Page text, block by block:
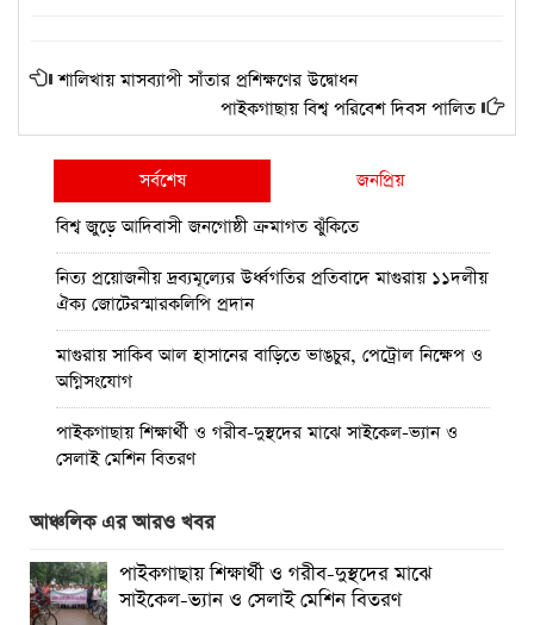
শালিখায় মাসব্যাপী সাঁতার প্রশিক্ষণের উদ্বোধন
পাইকগাছায় বিশ্ব পরিবেশ দিবস পালিত
সর্বশেষ
জনপ্রিয়
বিশ্ব জুড়ে আদিবাসী জনগোষ্ঠী ক্রমাগত ঝুঁকিতে
নিত্য প্রয়োজনীয় দ্রব্যমূল্যের উর্ধ্বগতির প্রতিবাদে মাগুরায় ১১দলীয়
ঐক্য জোটেরস্মারকলিপি প্রদান
মাগুরায় সাকিব আল হাসানের বাড়িতে ভাঙচুর, পেট্রোল নিক্ষেপ ও
অগ্নিসংযোগ
পাইকগাছায় শিক্ষার্থী ও গরীব-দুস্থদের মাঝে সাইকেল-ভ্যান ও
সেলাই মেশিন বিতরণ
পাইকগাছায় জুলাই উদযাপন উপলক্ষে বিএনপির আনন্দ মিছিল ও
সমাবেশ
পাইকগাছায় জুলাই গণঅভ্যুত্থান দিবস পালিত
আঞ্চলিক এর আরও খবর
পাইকগাছায় শিক্ষার্থী ও গরীব-দুস্থদের মাঝে
সাইকেল-ভ্যান ও সেলাই মেশিন বিতরণ